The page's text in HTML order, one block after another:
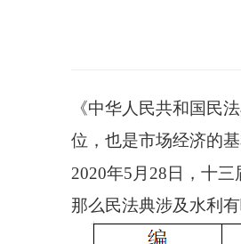
《中华人民共和国民
位，也是市场经济的基
2020年5月28日，十
那么民法典涉及水利